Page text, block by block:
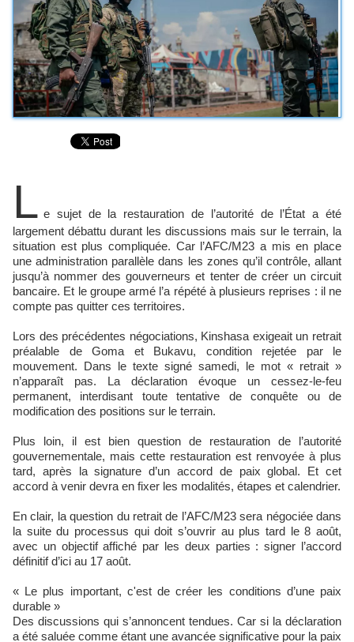
L e sujet de la restauration de l’autorité de l’État a été
largement débattu durant les discussions mais sur le terrain, la
situation est plus compliquée. Car l’AFC/M23 a mis en place
une administration parallèle dans les zones qu’il contrôle, allant
jusqu’à nommer des gouverneurs et tenter de créer un circuit
bancaire. Et le groupe armé l’a répété à plusieurs reprises : il ne
compte pas quitter ces territoires.
Lors des précédentes négociations, Kinshasa exigeait un retrait
préalable de Goma et Bukavu, condition rejetée par le
mouvement. Dans le texte signé samedi, le mot « retrait »
n’apparaît pas. La déclaration évoque un cessez-le-feu
permanent, interdisant toute tentative de conquête ou de
modification des positions sur le terrain.
Plus loin, il est bien question de restauration de l’autorité
gouvernementale, mais cette restauration est renvoyée à plus
tard, après la signature d’un accord de paix global. Et cet
accord à venir devra en fixer les modalités, étapes et calendrier.
En clair, la question du retrait de l’AFC/M23 sera négociée dans
la suite du processus qui doit s’ouvrir au plus tard le 8 août,
avec un objectif affiché par les deux parties : signer l’accord
définitif d’ici au 17 août.
« Le plus important, c'est de créer les conditions d’une paix
durable »
Des discussions qui s’annoncent tendues. Car si la déclaration
a été saluée comme étant une avancée significative pour la paix